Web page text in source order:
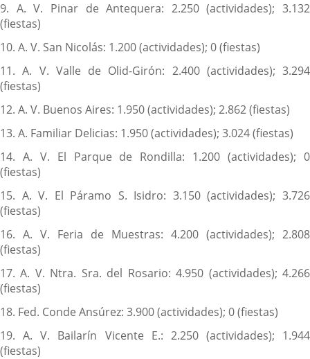
9. A. V. Pinar de Antequera: 2.250 (actividades); 3.132
(fiestas)
10. A. V. San Nicolás: 1.200 (actividades); 0 (fiestas)
11. A. V. Valle de Olid-Girón: 2.400 (actividades); 3.294
(fiestas)
12. A. V. Buenos Aires: 1.950 (actividades); 2.862 (fiestas)
13. A. Familiar Delicias: 1.950 (actividades); 3.024 (fiestas)
14. A. V. El Parque de Rondilla: 1.200 (actividades); 0
(fiestas)
15. A. V. El Páramo S. Isidro: 3.150 (actividades); 3.726
(fiestas)
16. A. V. Feria de Muestras: 4.200 (actividades); 2.808
(fiestas)
17. A. V. Ntra. Sra. del Rosario: 4.950 (actividades); 4.266
(fiestas)
18. Fed. Conde Ansúrez: 3.900 (actividades); 0 (fiestas)
19. A. V. Bailarín Vicente E.: 2.250 (actividades); 1.944
(fiestas)